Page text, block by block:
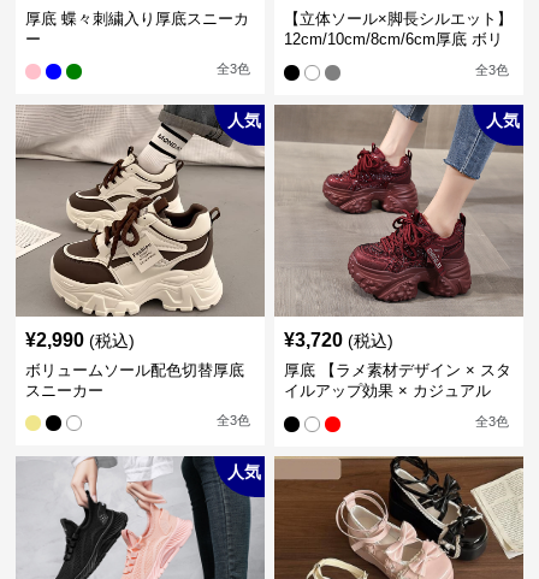
厚底 蝶々刺繍入り厚底スニーカ
ー
全3色
【立体ソール×脚長シルエット】
12cm/10cm/8cm/6cm厚底 ボリ
ュームソール立体設計ハイカッ
トスニーカー｜スニーカー・ハ
イカット
全3色
人気
¥2,990 (税込)
ボリュームソール配色切替厚底
スニーカー
全3色
人気
¥3,720 (税込)
厚底 【ラメ素材デザイン × スタ
イルアップ効果 × カジュアル
系】厚底デザインスニーカー
全3色
人気